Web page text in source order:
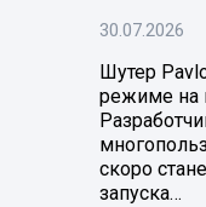
30.07.2026
Шутер
режиме на
скоро
запуска…